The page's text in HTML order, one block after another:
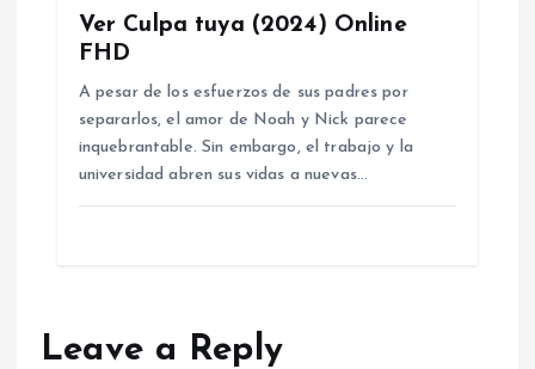
Ver Culpa tuya (2024) Online
FHD
A pesar de los esfuerzos de sus padres por
separarlos, el amor de Noah y Nick parece
inquebrantable. Sin embargo, el trabajo y la
universidad abren sus vidas a nuevas…
Leave a Reply